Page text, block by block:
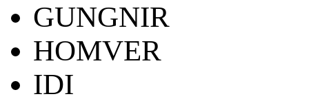
GUNGNIR
HOMVER
IDI